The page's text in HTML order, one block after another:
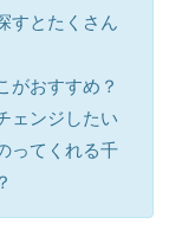
すとたくさん
がおすすめ？
ェンジしたい
ってくれる千